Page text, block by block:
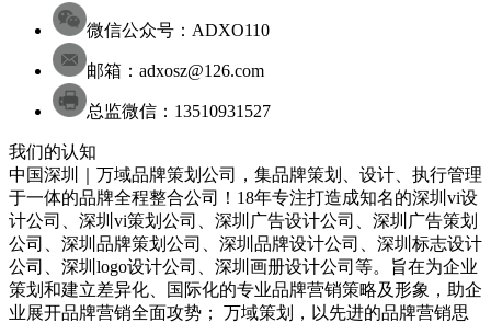
微信公众号：ADXO110
邮箱：adxosz@126.com
总监微信：13510931527
我们的认知
中国深圳｜万域品牌策划公司，集品牌策划、设计、执行管理
于一体的品牌全程整合公司！18年专注打造成知名的深圳 vi设
计公司 深圳 vi策划 公司 深圳 广告设计公司 深圳 广告策划
公司
深圳 品牌策划 公司 深圳 品牌设计公司 深圳 标志设计
公司
深圳 logo设计公司 深圳 画册设计公司 等。旨在为企业
策划和建立差异化、国际化的专业品牌营销策略及形象，助企
业展开品牌营销全面攻势； 万域策划，以先进的品牌营销思